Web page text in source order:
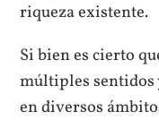
riqueza existente.
Si bien es cierto
múltiples sentidos
en diversos